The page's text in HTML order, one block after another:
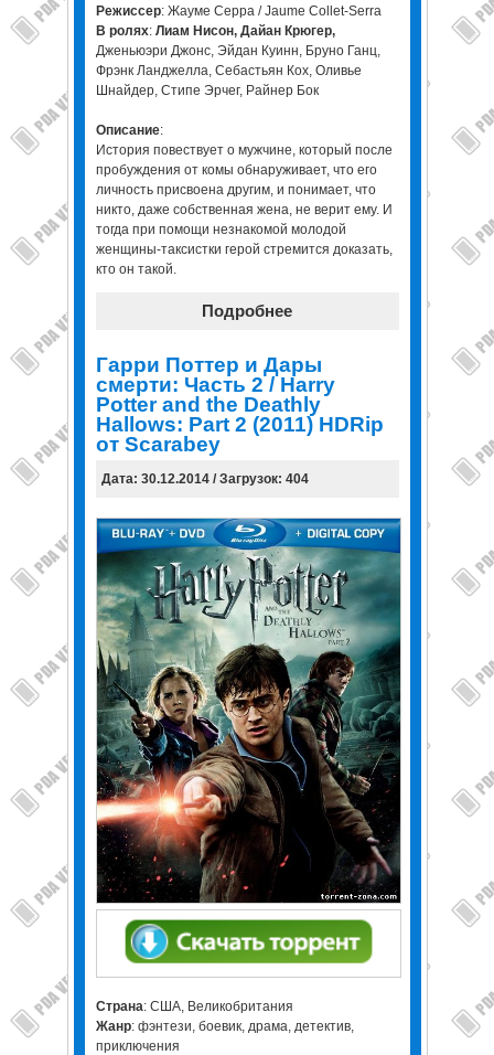
Режиссер: Жауме Серра / Jaume Collet-Serra
В ролях: Лиам Нисон, Дайан Крюгер,
Дженьюэри Джонс, Эйдан Куинн, Бруно Ганц,
Фрэнк Ланджелла, Себастьян Кох, Оливье
Шнайдер, Стипе Эрчег, Райнер Бок
Описание:
История повествует о мужчине, который после
пробуждения от комы обнаруживает, что его
личность присвоена другим, и понимает, что
никто, даже собственная жена, не верит ему. И
тогда при помощи незнакомой молодой
женщины-таксистки герой стремится доказать,
кто он такой.
Подробнее
Гарри Поттер и Дары
смерти: Часть 2 / Harry
Potter and the Deathly
Hallows: Part 2 (2011) HDRip
от Scarabey
Дата: 30.12.2014 / Загрузок: 404
Страна: США, Великобритания
Жанр: фэнтези, боевик, драма, детектив,
приключения